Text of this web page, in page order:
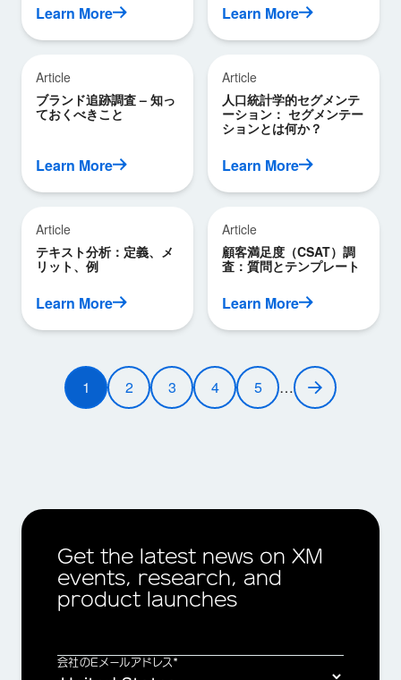
Learn More Learn More
Article
ブランド追跡調査 – 知っ
ておくべきこと
Learn More
Article
人口統計学的セグメンテ
ーション： セグメンテー
ションとは何か？
Learn More
Article
テキスト分析：定義、メ
リット、例
Learn More
Article
顧客満足度（CSAT）調
査：質問とテンプレート
Learn More
Current
page
1
ペ
ー
2
ペ
ー
3
ペ
ー
4
ペ
ー
5 …
Next
page
Get the latest news on XM
events, research, and
product launches
会社のEメールアドレス*